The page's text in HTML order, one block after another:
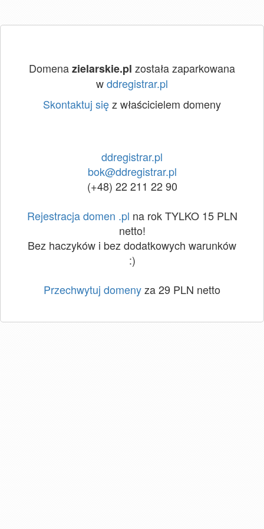
Domenazielarskie.pl została zaparkowana
wddregistrar.pl
Skontaktuj sięz właścicielem domeny
ddregistrar.pl
bok@ddregistrar.pl
(+48) 22 211 22 90
Rejestracja domen .pl na rok TYLKO 15 PLN
netto!
Bez haczyków i bez dodatkowych warunków
:)
Przechwytuj domenyza 29 PLN netto